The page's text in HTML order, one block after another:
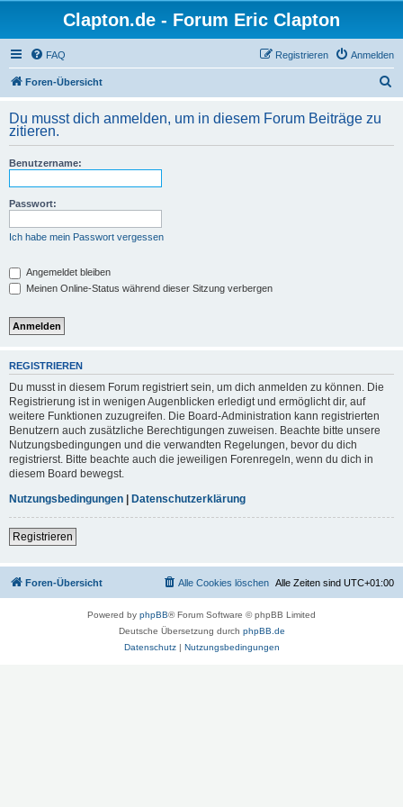
Clapton.de - Forum Eric Clapton
FAQ Anmelden
Registrieren
Foren-Übersicht
h
Du musst dich anmelden, um in diesem Forum Beiträge zu
zitieren.
Benutzername:
Passwort:
Ich habe mein Passwort vergessen
Angemeldet bleiben
Meinen Online-Status während dieser Sitzung verbergen
REGISTRIEREN
Du musst in diesem Forum registriert sein, um dich anmelden zu können. Die
Registrierung ist in wenigen Augenblicken erledigt und ermöglicht dir, auf
weitere Funktionen zuzugreifen. Die Board-Administration kann registrierten
Benutzern auch zusätzliche Berechtigungen zuweisen. Beachte bitte unsere
Nutzungsbedingungen und die verwandten Regelungen, bevor du dich
registrierst. Bitte beachte auch die jeweiligen Forenregeln, wenn du dich in
diesem Board bewegst.
Nutzungsbedingungen | Datenschutzerklärung
Registrieren
Foren-Übersicht Alle Zeiten sind UTC+01:00
Alle Cookies löschen
Powered by phpBB® Forum Software © phpBB Limited
Deutsche Übersetzung durch phpBB.de
Datenschutz| Nutzungsbedingungen